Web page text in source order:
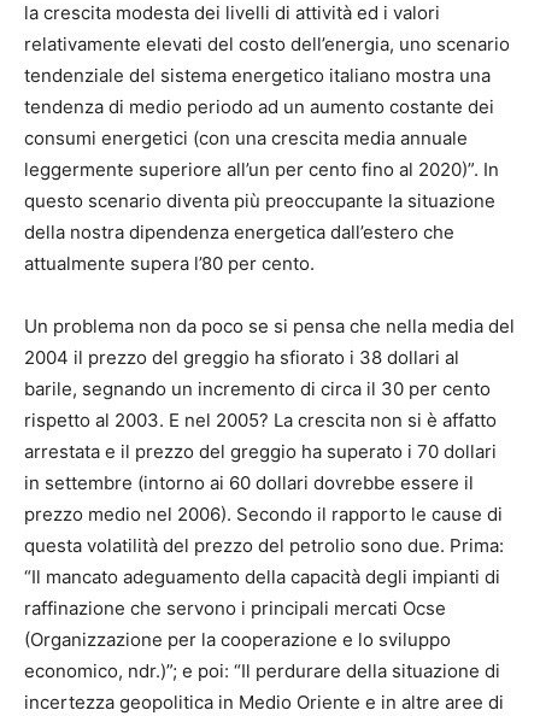
la crescita modesta dei livelli di attività ed i valori
relativamente elevati del costo dell’energia, uno scenario
tendenziale del sistema energetico italiano mostra una
tendenza di medio periodo ad un aumento costante dei
consumi energetici (con una crescita media annuale
leggermente superiore all’un per cento fino al 2020)”. In
questo scenario diventa più preoccupante la situazione
della nostra dipendenza energetica dall’estero che
attualmente supera l’80 per cento.
Un problema non da poco se si pensa che nella media del
2004 il prezzo del greggio ha sfiorato i 38 dollari al
barile, segnando un incremento di circa il 30 per cento
rispetto al 2003. E nel 2005? La crescita non si è affatto
arrestata e il prezzo del greggio ha superato i 70 dollari
in settembre (intorno ai 60 dollari dovrebbe essere il
prezzo medio nel 2006). Secondo il rapporto le cause di
questa volatilità del prezzo del petrolio sono due. Prima:
“Il mancato adeguamento della capacità degli impianti di
raffinazione che servono i principali mercati Ocse
(Organizzazione per la cooperazione e lo sviluppo
economico, ndr.)”; e poi: “Il perdurare della situazione di
incertezza geopolitica in Medio Oriente e in altre aree di